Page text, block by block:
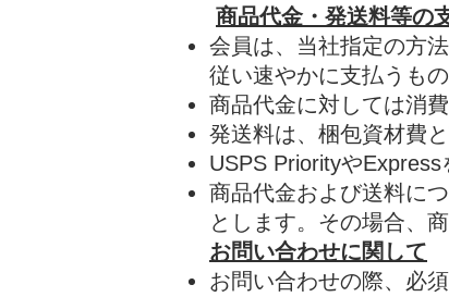
商品代金・発送料等の
会員は、当社指定の方
従い速やかに支払うもの
商品代金に対しては消
発送料は、梱包資材費
USPS Priorityや
商品代金および送料に
とします。その場合、
お問い合わせに関して
お問い合わせの際、必